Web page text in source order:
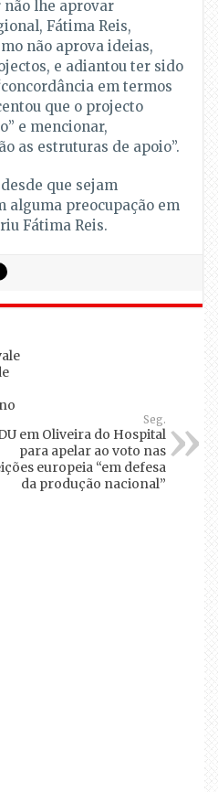
não lhe aprovar
Fátima Reis,
não aprova ideias,
e adiantou ter sido
em termos
que o projecto
e mencionar,
as estruturas de apoio”.
que sejam
alguma preocupação em
Fátima Reis.
Seg.
em Oliveira do Hospital
para apelar ao voto nas
europeia “em defesa
da produção nacional”